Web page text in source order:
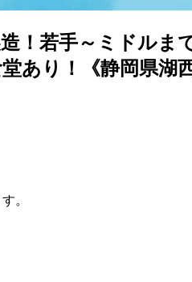
！若手～ミドル
あり！《静岡県湖
。